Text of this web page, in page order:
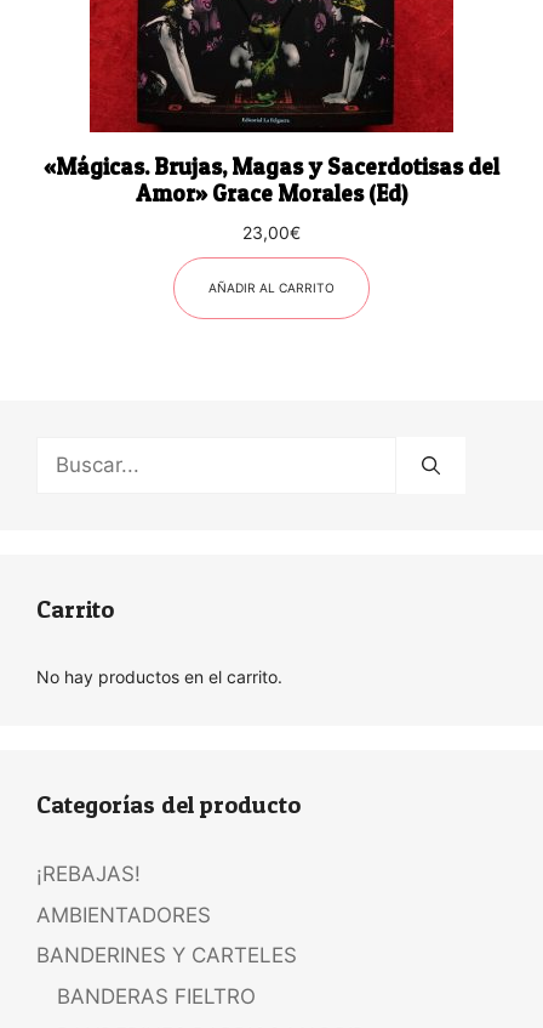
«Mágicas. Brujas, Magas y Sacerdotisas del
Amor» Grace Morales (Ed)
23,00€
AÑADIR AL CARRITO
Buscar:
Carrito
No hay productos en el carrito.
Categorías del producto
¡REBAJAS!
AMBIENTADORES
BANDERINES Y CARTELES
BANDERAS FIELTRO